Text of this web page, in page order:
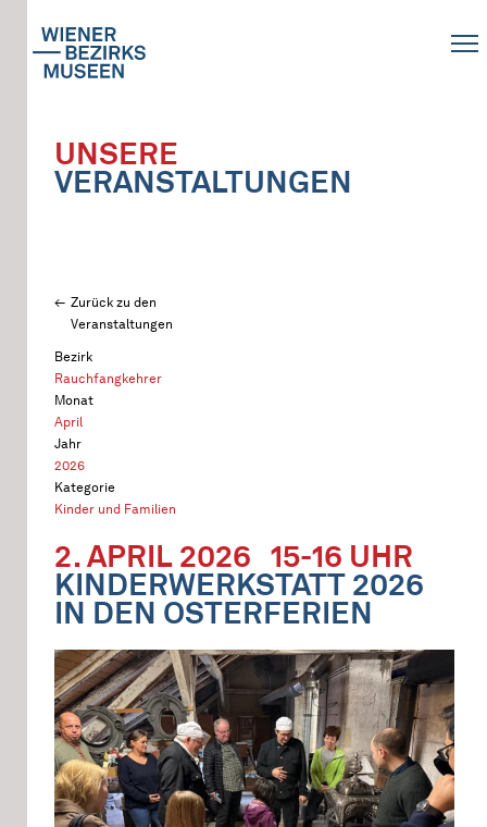
UNSERE
VERANSTALTUNGEN
Zurück zu den
Veranstaltungen
Bezirk
Rauchfangkehrer
Monat
April
Jahr
2026
Kategorie
Kinder und Familien
2. APRIL 2026 15-16 UHR
KINDERWERKSTATT 2026
IN DEN OSTERFERIEN